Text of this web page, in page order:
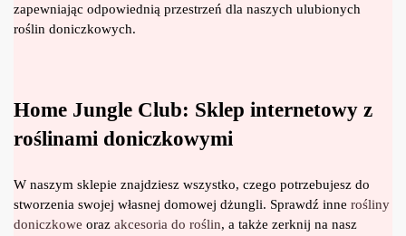
zapewniając odpowiednią przestrzeń dla naszych ulubionych
roślin doniczkowych.
Home Jungle Club: Sklep internetowy z
roślinami doniczkowymi
W naszym sklepie znajdziesz wszystko, czego potrzebujesz do
stworzenia swojej własnej domowej dżungli. Sprawdź inne rośliny
doniczkowe oraz akcesoria do roślin, a także zerknij na nasz